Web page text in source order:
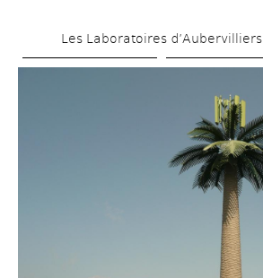
to
main
Les Laboratoires d’Aubervilliers